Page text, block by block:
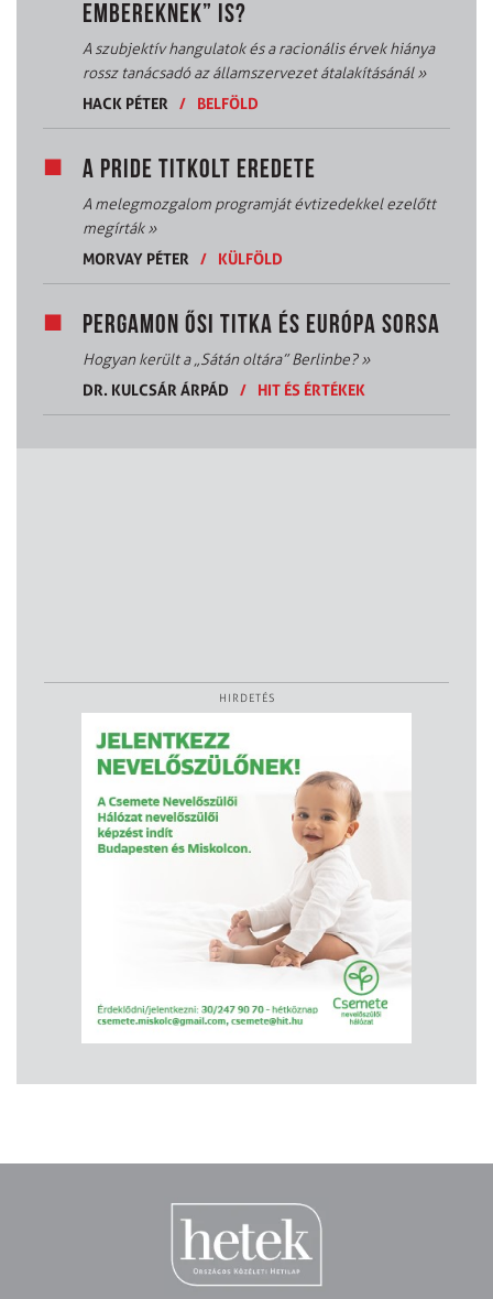
EMBEREKNEK” IS?
A szubjektív hangulatok és a racionális érvek hiánya
rossz tanácsadó az államszervezet átalakításánál»
HACK PÉTER
/ BELFÖLD
A PRIDE TITKOLT EREDETE
A melegmozgalom programját évtizedekkel ezelőtt
megírták»
MORVAY PÉTER
/ KÜLFÖLD
PERGAMON ŐSI TITKA ÉS EURÓPA SORSA
Hogyan került a „Sátán oltára” Berlinbe?»
DR. KULCSÁR ÁRPÁD
/ HIT ÉS ÉRTÉKEK
HIRDETÉS